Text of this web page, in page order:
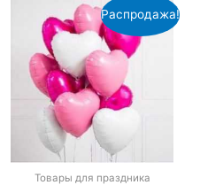
Распродажа!
Товары для праздника